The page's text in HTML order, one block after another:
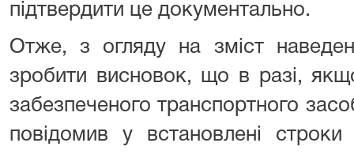
підтвердити це документально.
Отже, з огляду на зміст
зробити висновок, що в разі,
забезпеченого транспортного
повідомив у встановлені